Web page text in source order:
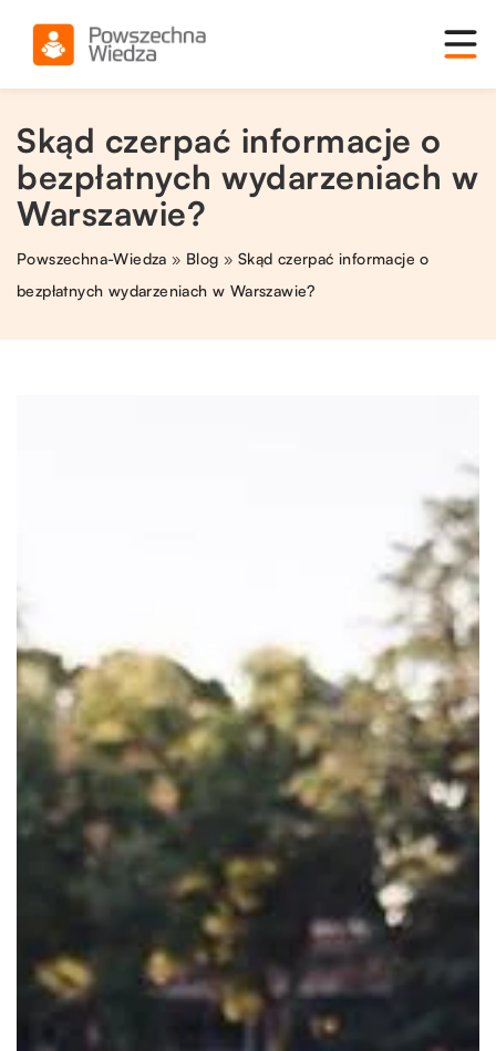
Skąd czerpać informacje o
bezpłatnych wydarzeniach w
Warszawie?
Powszechna-Wiedza » Blog » Skąd czerpać informacje o
bezpłatnych wydarzeniach w Warszawie?